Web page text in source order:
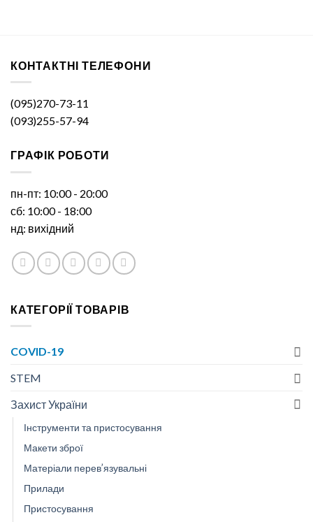
КОНТАКТНІ ТЕЛЕФОНИ
(095)270-73-11
(093)255-57-94
ГРАФІК РОБОТИ
пн-пт: 10:00 - 20:00
сб: 10:00 - 18:00
нд: вихідний
КАТЕГОРІЇ ТОВАРІВ
COVID-19
STEM
Захист України
Інструменти та пристосування
Макети зброї
Матеріали перев’язувальні
Прилади
Пристосування